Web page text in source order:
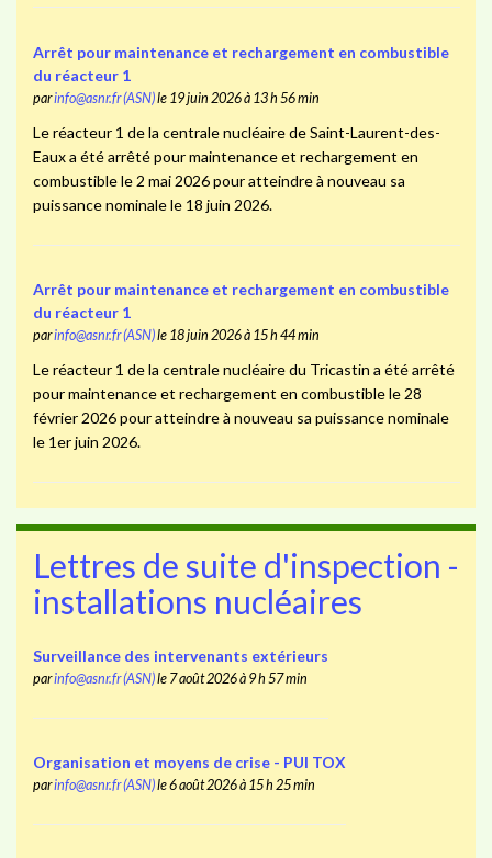
Arrêt pour maintenance et rechargement en combustible
du réacteur 1
parinfo@asnr.fr (ASN)le 19 juin 2026 à 13 h 56 min
Le réacteur 1 de la centrale nucléaire de Saint-Laurent-des-
Eaux a été arrêté pour maintenance et rechargement en
combustible le 2 mai 2026 pour atteindre à nouveau sa
puissance nominale le 18 juin 2026.
Arrêt pour maintenance et rechargement en combustible
du réacteur 1
parinfo@asnr.fr (ASN)le 18 juin 2026 à 15 h 44 min
Le réacteur 1 de la centrale nucléaire du Tricastin a été arrêté
pour maintenance et rechargement en combustible le 28
février 2026 pour atteindre à nouveau sa puissance nominale
le 1er juin 2026.
Lettres de suite d'inspection -
installations nucléaires
Surveillance des intervenants extérieurs
parinfo@asnr.fr (ASN)le 7 août 2026 à 9 h 57 min
Organisation et moyens de crise - PUI TOX
parinfo@asnr.fr (ASN)le 6 août 2026 à 15 h 25 min